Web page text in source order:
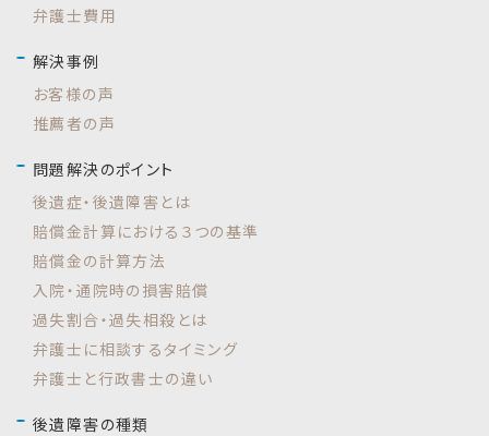
弁護士費用
解決事例
お客様の声
推薦者の声
問題解決のポイント
後遺症・後遺障害とは
賠償金計算における３つの基準
賠償金の計算方法
入院・通院時の損害賠償
過失割合・過失相殺とは
弁護士に相談するタイミング
弁護士と行政書士の違い
後遺障害の種類